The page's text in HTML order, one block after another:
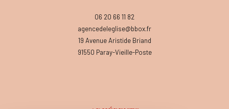
06 20 66 11 82
agencedeleglise@bbox.fr
19 Avenue Aristide Briand
91550
Paray-Vieille-Poste